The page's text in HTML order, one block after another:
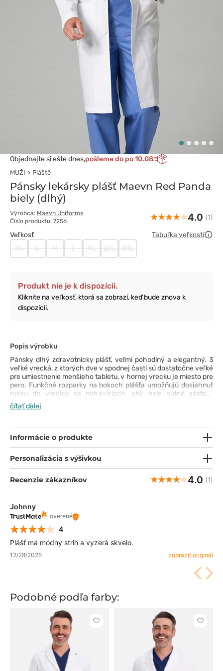
Objednajte si ešte dnes,pošleme do po 10.08
MUŽI Pláště
Pánsky lekársky plášť Maevn Red Panda
biely (dlhý)
Výrobca: Maevn Uniforms
Číslo produktu: 7256
4.0 (1)
Veľkosť
Tabuľka veľkostí
XS
S M L XL 2XL 3XL
Produkt nie je k dispozícii.
Kliknite na veľkosť, ktorá sa zobrazí, keď bude znova k
dispozícii.
Popis výrobku
Pánsky dlhý zdravotnícky plášť, veľmi pohodlný a elegantný. 3
veľké vrecká, z ktorých dve v spodnej časti sú dostatočne veľké
pre umiestnenie menšieho tabletu, v hornej vrecku je miesto pre
pero. Funkčné rozparky na bokoch plášťa umožňujú dosiahnuť
rukou do vreciek na nohaviciach, aby bolo nutné zásteru
vyhrňovať, rozparok v zadnej časti zase zaisťuje vyššie
pohodlie.
čítať ďalej
Informácie o produkte
Personalizácia s výšivkou
Recenzie zákazníkov 4.0 (1)
Johnny
overené
4
Plášť má módny strih a vyzerá skvelo.
12/28/2025 zobraziť originál
Podobné podľa farby:
Kliknite
Kliknite